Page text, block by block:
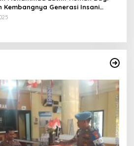
Kembangnya Generasi Insani
dan Berkarakter